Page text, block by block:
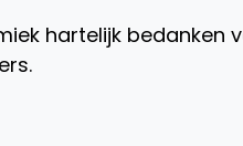
hartelijk bedanken